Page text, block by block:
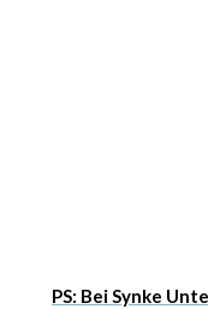
PS: Bei Synke